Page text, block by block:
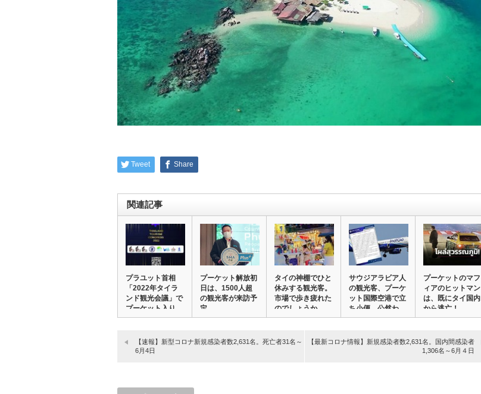
Tweet Share
関連記事
プラユット首相
「2022年タイラ
ンド観光会議」で
プーケット入り。
…
プーケット解放初
日は、1500人超
の観光客が来訪予
定。
タイの神棚でひと
休みする観光客。
市場で歩き疲れた
のでしょうか。
＠…
サウジアラビア人
の観光客、プーケ
ット国際空港で立
ち小便。公然わ
い…
プーケットのマフ
ィアのヒットマン
は、既にタイ国内
から逃亡！
【速報】新型コロナ新規感染者数2,631名。死亡者31名～
6月4日
【最新コロナ情報】新規感染者数2,631名。国内間感染者
1,306名～6月４日